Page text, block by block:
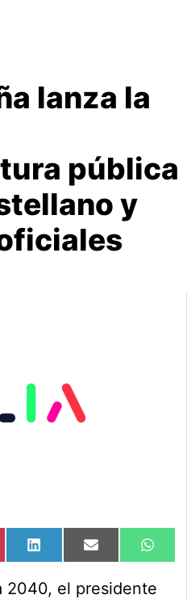
lanza la
pública
y
Compartir
en
LinkedInCompartir
en
Email
en
2040, el presidente